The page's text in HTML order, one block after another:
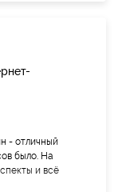
- отличный
было. На
и всё